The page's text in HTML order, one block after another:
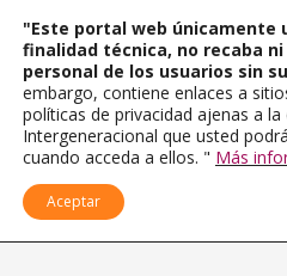
"Este portal web únicamente
finalidad técnica, no recaba
personal de los usuarios sin
embargo, contiene enlaces a
políticas de privacidad ajenas a la
Intergeneracional que usted
cuando acceda a ellos. " Más
Aceptar